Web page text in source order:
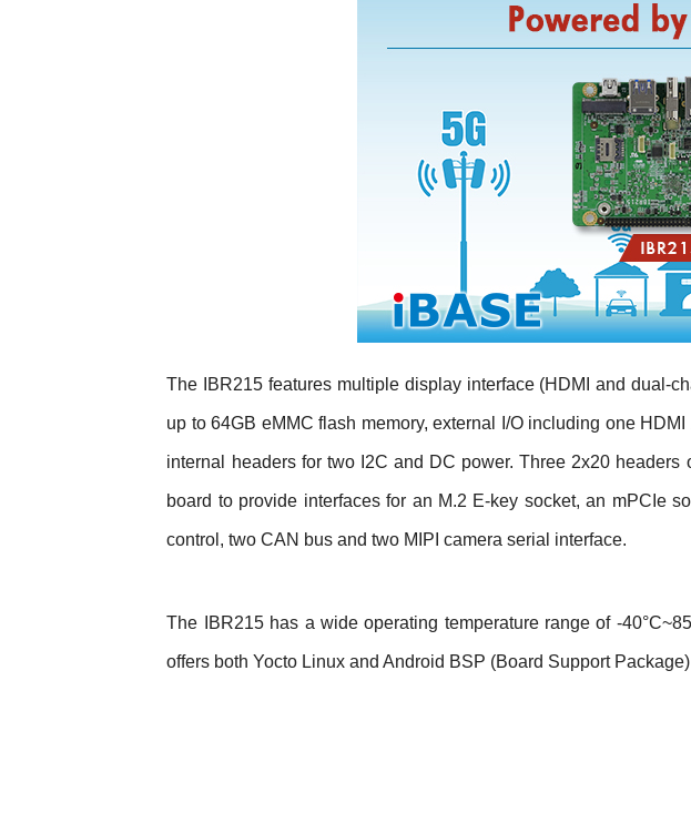
The IBR215 features multiple display interface (HDMI and dual-
up to 64GB eMMC flash memory, external I/O including one
internal headers for two I2C and DC power. Three 2x20
board to provide interfaces for an M.2 E-key socket, an mPCIe
control, two CAN bus and two MIPI camera serial interface.
The IBR215 has a wide operating temperature range of -
offers both Yocto Linux and Android BSP (Board Support